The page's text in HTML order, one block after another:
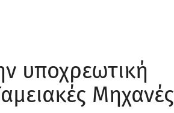
υποχρεωτική
Μηχανές